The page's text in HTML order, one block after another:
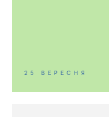
25 ВЕРЕСНЯ